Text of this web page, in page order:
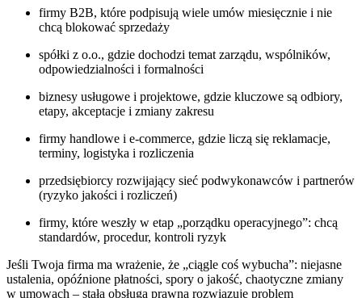
firmy B2B, które podpisują wiele umów miesięcznie i nie
chcą blokować sprzedaży
spółki z o.o., gdzie dochodzi temat zarządu, wspólników,
odpowiedzialności i formalności
biznesy usługowe i projektowe, gdzie kluczowe są odbiory,
etapy, akceptacje i zmiany zakresu
firmy handlowe i e-commerce, gdzie liczą się reklamacje,
terminy, logistyka i rozliczenia
przedsiębiorcy rozwijający sieć podwykonawców i partnerów
(ryzyko jakości i rozliczeń)
firmy, które weszły w etap „porządku operacyjnego”: chcą
standardów, procedur, kontroli ryzyk
Jeśli Twoja firma ma wrażenie, że „ciągle coś wybucha”: niejasne
ustalenia, opóźnione płatności, spory o jakość, chaotyczne zmiany
w umowach – stała obsługa prawna rozwiązuje problem